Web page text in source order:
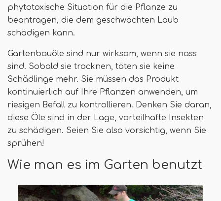
phytotoxische Situation für die Pflanze zu
beantragen, die dem geschwächten Laub
schädigen kann.
Gartenbauöle sind nur wirksam, wenn sie nass
sind. Sobald sie trocknen, töten sie keine
Schädlinge mehr. Sie müssen das Produkt
kontinuierlich auf Ihre Pflanzen anwenden, um
riesigen Befall zu kontrollieren. Denken Sie daran,
diese Öle sind in der Lage, vorteilhafte Insekten
zu schädigen. Seien Sie also vorsichtig, wenn Sie
sprühen!
Wie man es im Garten benutzt